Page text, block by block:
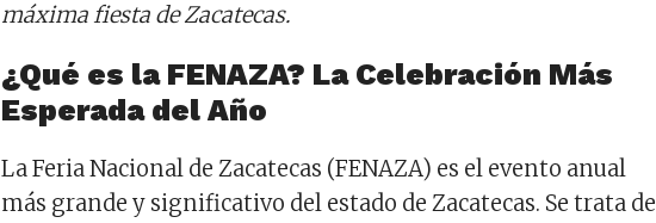
máxima fiesta de Zacatecas.
¿Qué es la FENAZA? La Celebración Más
Esperada del Año
La Feria Nacional de Zacatecas (FENAZA) es el evento anual
más grande y significativo del estado de Zacatecas. Se trata de